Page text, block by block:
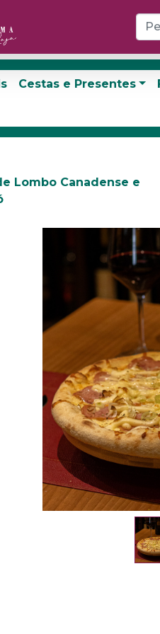
Cestas e Presentes
Lombo Canadense e